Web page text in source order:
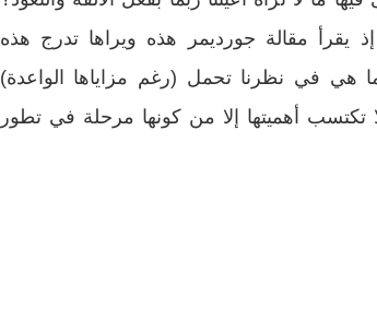
يقرأ مقالة جورديمر هذه ويراها تدرج هذه
هي في نظرنا تحمل (رغم مزاياها الواعدة)
تكتسب أهميتها إلا من كونها مرحلة في تطور